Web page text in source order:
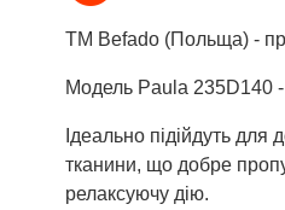
ТМ Befado (Польща) -
Модель Paula 235D140 -
Ідеально підійдуть
тканини, що добре
релаксуючу дію.